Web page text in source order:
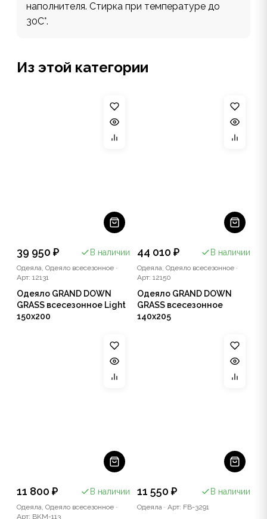
наполнителя. Стирка при температуре до
30С°.
Из этой категории
39 950 ₽ В наличии
Одеяла, Одеяло всесезонное ·
Арт: 12131
Одеяло GRAND DOWN
GRASS всесезонное Light
150x200
44 010 ₽ В наличии
Одеяла, Одеяло всесезонное ·
Арт: 12150
Одеяло GRAND DOWN
GRASS всесезонное
140x205
11 800 ₽ В наличии
Одеяла, Одеяло всесезонное ·
Арт: BKM-113
11 550 ₽ В наличии
Одеяла · Арт: FB-3291